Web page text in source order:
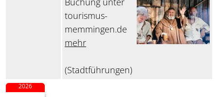
tourismus-
memmingen.de
mehr
(Stadtführungen)
2026